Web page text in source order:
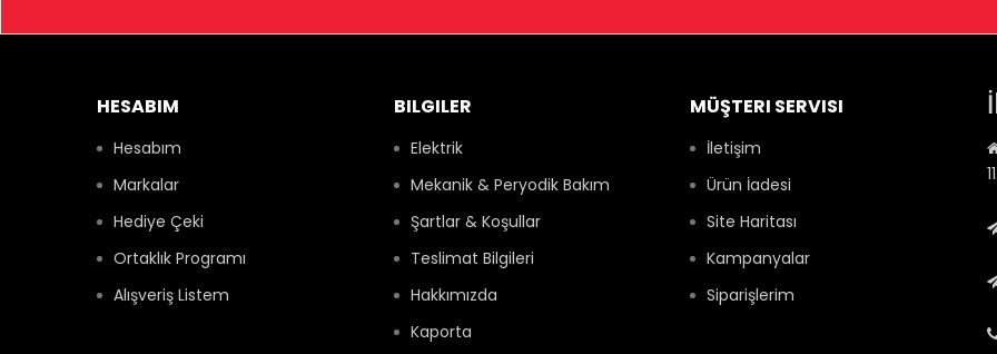
HESABIM
Hesabım
Markalar
Hediye Çeki
Ortaklık Programı
Alışveriş Listem
BILGILER
Elektrik
Mekanik & Peryodik Bakım
Şartlar & Koşullar
Teslimat Bilgileri
Hakkımızda
Kaporta
MÜŞTERI SERVISI
İletişim
Ürün İadesi
Site Haritası
Kampanyalar
Siparişlerim